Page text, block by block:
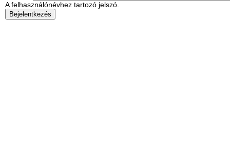
A felhasználónévhez tartozó jelszó.